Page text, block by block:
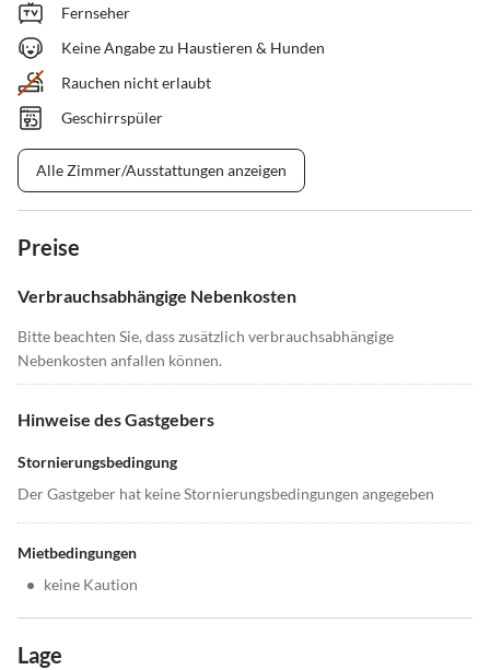
Fernseher
Keine Angabe zu Haustieren & Hunden
Rauchen nicht erlaubt
Geschirrspüler
Alle Zimmer/Ausstattungen anzeigen
Preise
Verbrauchsabhängige Nebenkosten
Bitte beachten Sie, dass zusätzlich verbrauchsabhängige
Nebenkosten anfallen können.
Hinweise des Gastgebers
Stornierungsbedingung
Der Gastgeber hat keine Stornierungsbedingungen angegeben
Mietbedingungen
• keine Kaution
Lage